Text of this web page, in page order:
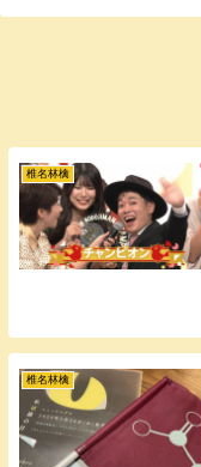
椎名林檎
椎名林檎